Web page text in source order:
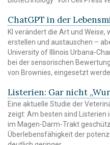
ChatGPT in der
KI verändert die Art und
erstellen und austauschen –
University of Illinois Urbana-
bei der sensorischen
von Brownies, eingesetzt
Listerien: Gar nicht
Eine aktuelle Studie der
zeigt: Am besten sind Listerien
im Magen-Darm-Trakt
Überlebensfähigkeit der